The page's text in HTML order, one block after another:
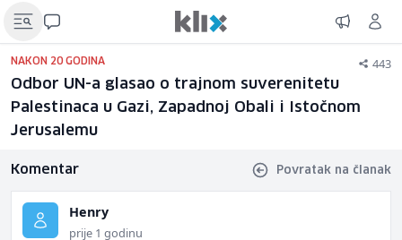
NAKON 20 GODINA 443
Odbor UN-a glasao o trajnom suverenitetu
Palestinaca u Gazi, Zapadnoj Obali i Istočnom
Jerusalemu
Komentar Povratak na članak
Henry
prije 1 godinu